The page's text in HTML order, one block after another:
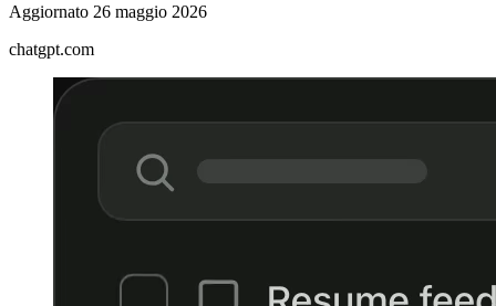
Aggiornato 26 maggio 2026
chatgpt.com